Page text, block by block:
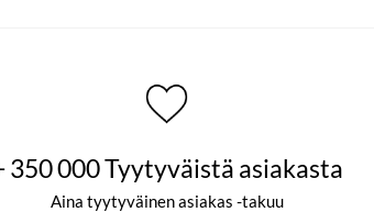
350 000 Tyytyväistä asiakasta
Aina tyytyväinen asiakas -takuu